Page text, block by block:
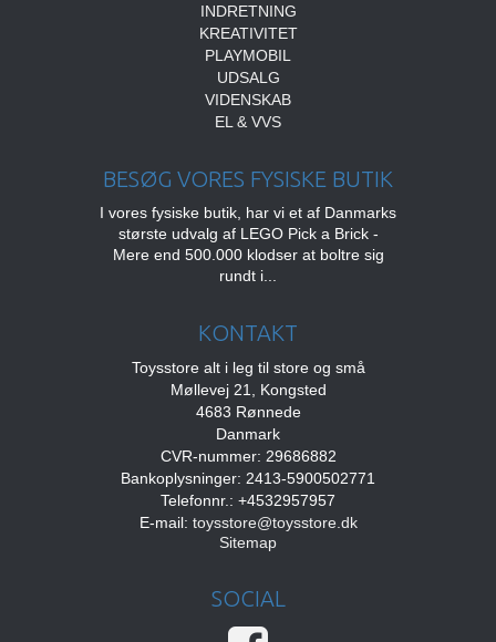
INDRETNING
KREATIVITET
PLAYMOBIL
UDSALG
VIDENSKAB
EL & VVS
BESØG VORES FYSISKE BUTIK
I vores fysiske butik, har vi et af Danmarks
største udvalg af LEGO Pick a Brick -
Mere end 500.000 klodser at boltre sig
rundt i...
KONTAKT
Toysstore alt i leg til store og små
Møllevej 21, Kongsted
4683 Rønnede
Danmark
CVR-nummer: 29686882
Bankoplysninger: 2413-5900502771
Telefonnr.: +4532957957
E-mail: toysstore@toysstore.dk
Sitemap
SOCIAL